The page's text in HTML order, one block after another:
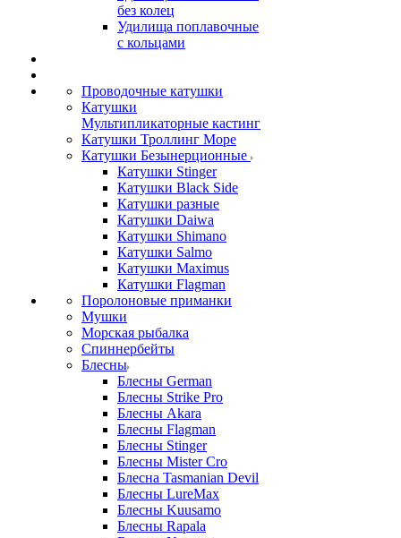
без колец
Удилища поплавочные
с кольцами
Проводочные катушки
Катушки
Мультипликаторные кастинг
Катушки Троллинг Море
Катушки Безынерционные
Катушки Stinger
Катушки Black Side
Катушки разные
Катушки Daiwa
Катушки Shimano
Катушки Salmo
Катушки Maximus
Катушки Flagman
Поролоновые приманки
Мушки
Морская рыбалка
Спиннербейты
Блесны
Блесны German
Блесны Strike Pro
Блесны Akara
Блесны Flagman
Блесны Stinger
Блесны Mister Cro
Блесна Tasmanian Devil
Блесны LureMax
Блесны Kuusamo
Блесны Rapala